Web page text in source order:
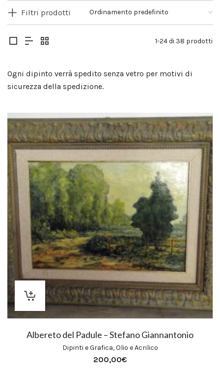
Filtri prodotti
1-24 di 38 prodotti
Ogni dipinto verrà spedito senza vetro per motivi di
sicurezza della spedizione.
Albereto del Padule – Stefano Giannantonio
Dipinti e Grafica,Olio e Acrilico
200,00€